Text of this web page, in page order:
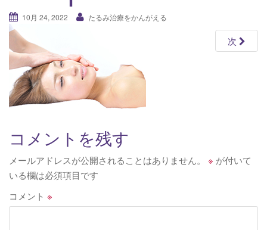
v
n
10月 24, 2022 たるみ治療をかんがえる
次
コメントを残す
メールアドレスが公開されることはありません。 ※ が付いて
いる欄は必須項目です
コメント ※